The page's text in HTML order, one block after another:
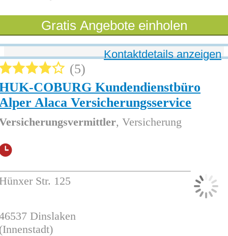
Gratis Angebote einholen
COBURG Kundendienstbüro
Alaca Versicherungsservice
, Versicherung
5
Str. 125
Dinslaken
Kontaktdetails anzeigen